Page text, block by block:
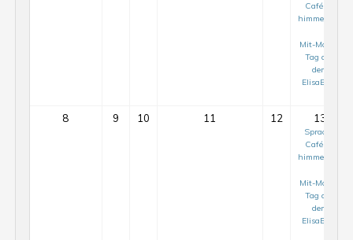
Café im
himmelbeet
Mit-Mach-
Tag auf
dem
ElisaBeet
8 9 10 11 12 13
Sprach-
Café im
himmelbeet
Mit-Mach-
Tag auf
dem
ElisaBeet